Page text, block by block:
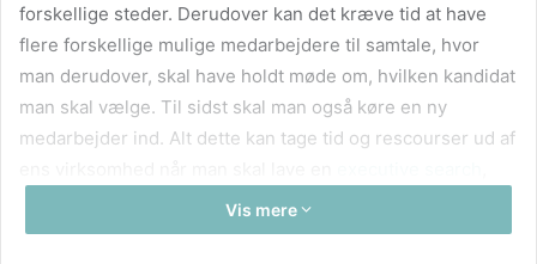
forskellige steder. Derudover kan det kræve tid at have
flere forskellige mulige medarbejdere til samtale, hvor
man derudover, skal have holdt møde om, hvilken kandidat
man skal vælge. Til sidst skal man også køre en ny
medarbejder ind. Alt dette kan tage tid og rescourser ud af
hvor der skal søges, findes og vælges nye ansatte.
Vis mere